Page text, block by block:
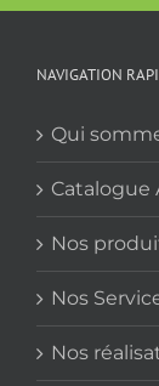
NAVIGATION
Qui
Catalogue
Nos
Nos
Nos